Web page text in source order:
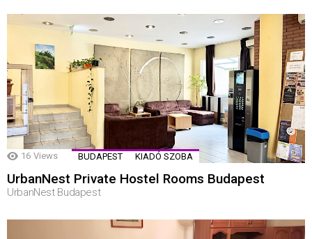
16 Views BUDAPEST KIADÓ SZOBA
UrbanNest Private Hostel Rooms Budapest
UrbanNest Budapest